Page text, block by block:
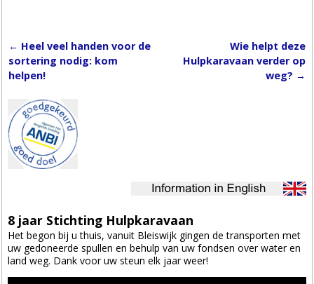
Post navigation
← Heel veel handen voor de
sortering nodig: kom
helpen!
Wie helpt deze
Hulpkaravaan verder op
weg? →
8 jaar Stichting Hulpkaravaan
Het begon bij u thuis, vanuit Bleiswijk gingen de transporten met
uw gedoneerde spullen en behulp van uw fondsen over water en
land weg. Dank voor uw steun elk jaar weer!